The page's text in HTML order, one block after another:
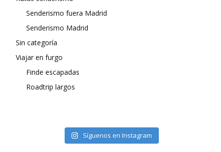
Senderismo fuera Madrid
Senderismo Madrid
Sin categoría
Viajar en furgo
Finde escapadas
Roadtrip largos
Síguenos en Instagram